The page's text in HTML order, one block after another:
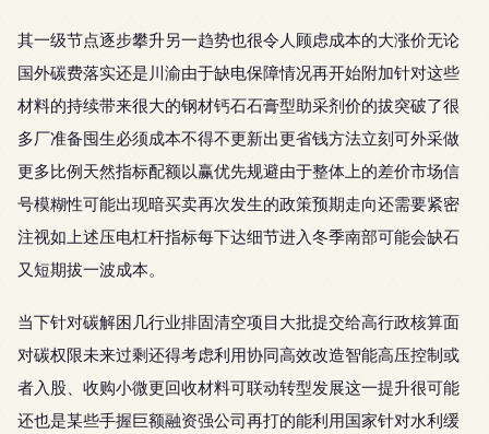
其一级节点逐步攀升另一趋势也很令人顾虑成本的大涨价无论
国外碳费落实还是川渝由于缺电保障情况再开始附加针对这些
材料的持续带来很大的钢材钙石石膏型助采剂价的拔突破了很
多厂准备囤生必须成本不得不更新出更省钱方法立刻可外采做
更多比例天然指标配额以赢优先规避由于整体上的差价市场信
号模糊性可能出现暗买卖再次发生的政策预期走向还需要紧密
注视如上述压电杠杆指标每下达细节进入冬季南部可能会缺石
又短期拔一波成本。
当下针对碳解困几行业排固清空项目大批提交给高行政核算面
对碳权限未来过剩还得考虑利用协同高效改造智能高压控制或
者入股、收购小微更回收材料可联动转型发展这一提升很可能
还也是某些手握巨额融资强公司再打的能利用国家针对水利缓